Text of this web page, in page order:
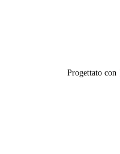
Progettato con